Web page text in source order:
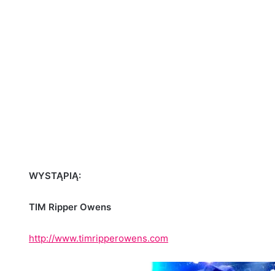
WYSTĄPIĄ:
TIM Ripper Owens
http://www.timripperowens.com